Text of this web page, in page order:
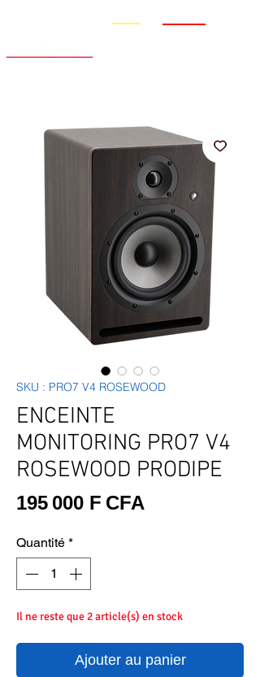
SKU : PRO7 V4 ROSEWOOD
ENCEINTE
MONITORING PRO7 V4
ROSEWOOD PRODIPE
195 000 F CFA
Quantité *
Il ne reste que 2 article(s) en stock
Ajouter au panier